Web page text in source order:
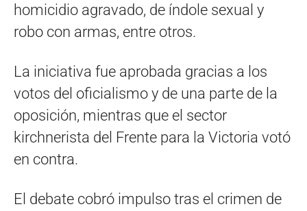
homicidio agravado, de índole sexual y
robo con armas, entre otros.
La iniciativa fue aprobada gracias a los
votos del oficialismo y de una parte de la
oposición, mientras que el sector
kirchnerista del Frente para la Victoria votó
en contra.
El debate cobró impulso tras el crimen de